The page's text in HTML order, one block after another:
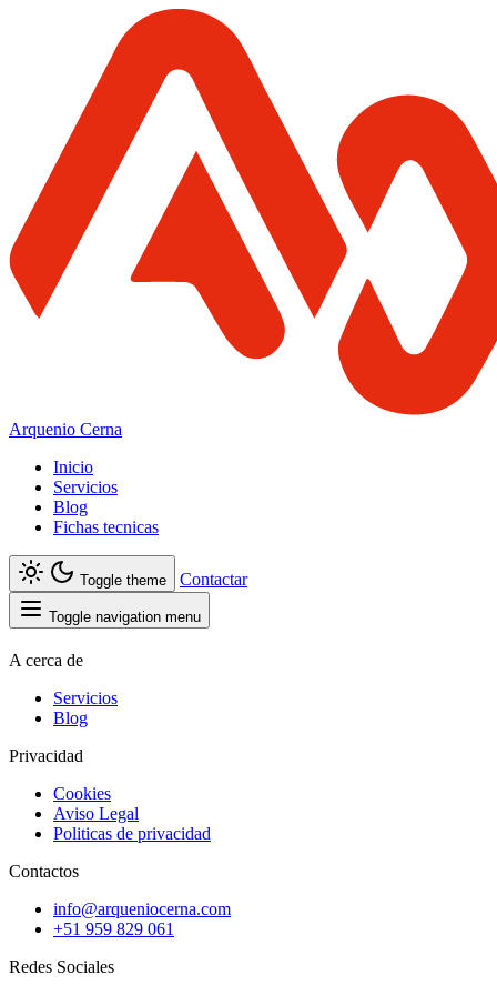
Arquenio Cerna
Inicio
Servicios
Blog
Fichas tecnicas
Toggle theme Contactar
Toggle navigation menu
A cerca de
Servicios
Blog
Privacidad
Cookies
Aviso Legal
Politicas de privacidad
Contactos
info@arqueniocerna.com
+51 959 829 061
Redes Sociales